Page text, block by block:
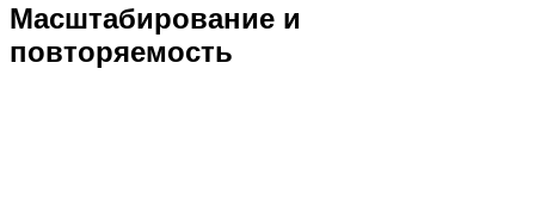
Масштабирование и
повторяемость